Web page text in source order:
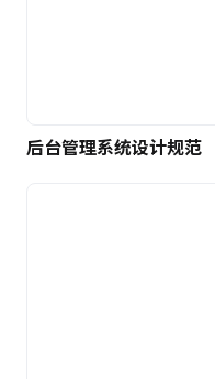
后台管理系统设计规范